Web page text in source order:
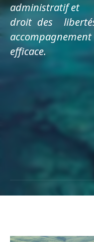
administratif et
droit des
efficace.